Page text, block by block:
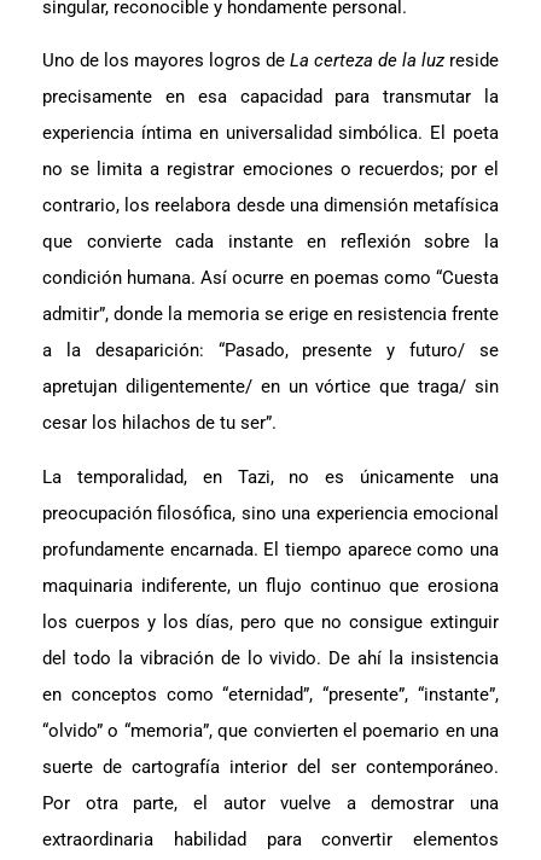
singular, reconocible y hondamente personal.
Uno de los mayores logros de La certeza de la luz reside
precisamente en esa capacidad para transmutar la
experiencia íntima en universalidad simbólica. El poeta
no se limita a registrar emociones o recuerdos; por el
contrario, los reelabora desde una dimensión metafísica
que convierte cada instante en reflexión sobre la
condición humana. Así ocurre en poemas como “Cuesta
admitir”, donde la memoria se erige en resistencia frente
a la desaparición: “Pasado, presente y futuro/ se
apretujan diligentemente/ en un vórtice que traga/ sin
cesar los hilachos de tu ser”.
La temporalidad, en Tazi, no es únicamente una
preocupación filosófica, sino una experiencia emocional
profundamente encarnada. El tiempo aparece como una
maquinaria indiferente, un flujo continuo que erosiona
los cuerpos y los días, pero que no consigue extinguir
del todo la vibración de lo vivido. De ahí la insistencia
en conceptos como “eternidad”, “presente”, “instante”,
“olvido” o “memoria”, que convierten el poemario en una
suerte de cartografía interior del ser contemporáneo.
Por otra parte, el autor vuelve a demostrar una
extraordinaria habilidad para convertir elementos